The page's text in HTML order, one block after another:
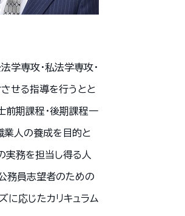
学専攻・私法学専攻・
せる指導を行うとと
前期課程・後期課程一
業人の養成を目的と
実務を担当し得る人
務員志望者のための
に応じたカリキュラム